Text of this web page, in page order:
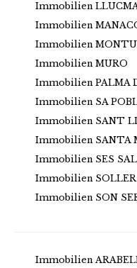
Immobilien
Immobilien
Immobilien
Immobilien MURO
Immobilien PALMA
Immobilien SA
Immobilien SANT
Immobilien SANTA
Immobilien SES
Immobilien SOLLER
Immobilien SON
Immobilien